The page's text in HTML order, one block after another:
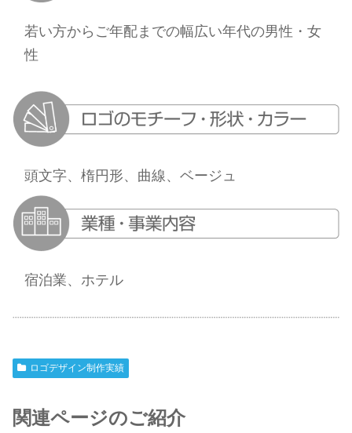
若い方からご年配までの幅広い年代の男性・女
性
頭文字、楕円形、曲線、ベージュ
宿泊業、ホテル
ロゴデザイン制作実績
関連ページのご紹介